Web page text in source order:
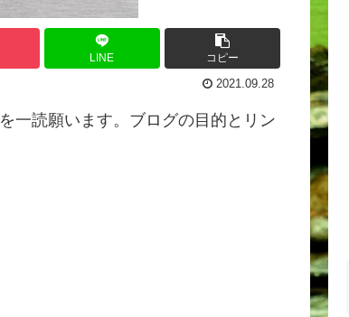
LINE コピー
2021.09.28
を一読願います。ブログの目的とリン